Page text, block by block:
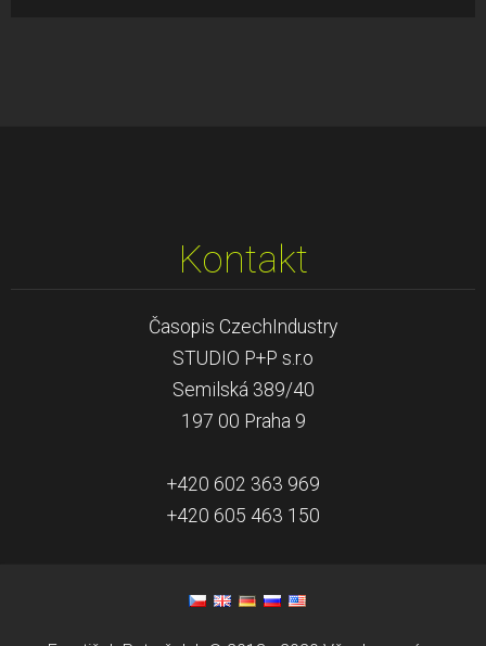
Kontakt
Časopis CzechIndustry
STUDIO P+P s.r.o
Semilská 389/40
197 00 Praha 9
+420 602 363 969
+420 605 463 150